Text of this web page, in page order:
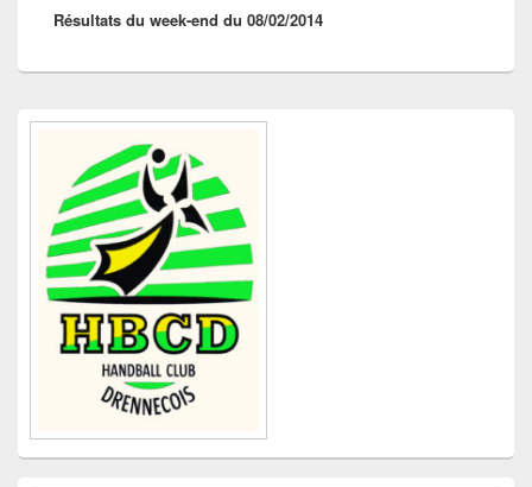
suivant :
Résultats du week-end du 08/02/2014
Zone
barre
latérale